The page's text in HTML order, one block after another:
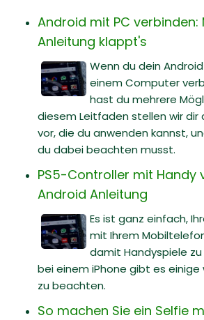
Android mit PC verbinden:
Anleitung klappt's
Wenn du dein
einem Computer
hast du mehrere
diesem Leitfaden stellen wir dir
vor, die du anwenden kannst,
du dabei beachten musst.
PS5-Controller mit Handy
Android Anleitung
Es ist ganz einfach,
mit Ihrem
damit Handyspiele
bei einem iPhone gibt es
zu beachten.
So machen Sie ein Selfie